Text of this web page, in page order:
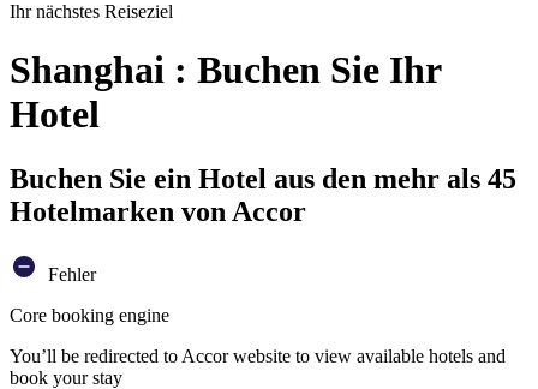
Ihr nächstes Reiseziel
Shanghai : Buchen Sie Ihr
Hotel
Buchen Sie ein Hotel aus den mehr als 45
Hotelmarken von Accor
Fehler
Core booking engine
You’ll be redirected to Accor website to view available hotels and
book your stay